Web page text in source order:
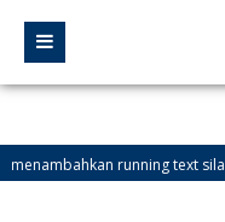
running text silahkan ke